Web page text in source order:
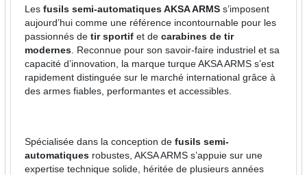
Lesfusils semi-automatiques AKSA ARMS s’imposent
aujourd’hui comme une référence incontournable pour les
passionnés detir sportif et decarabines de tir
modernes. Reconnue pour son savoir-faire industriel et sa
capacité d’innovation, la marque turque AKSA ARMS s’est
rapidement distinguée sur le marché international grâce à
des armes fiables, performantes et accessibles.
Spécialisée dans la conception defusils semi-
automatiques robustes, AKSA ARMS s’appuie sur une
expertise technique solide, héritée de plusieurs années